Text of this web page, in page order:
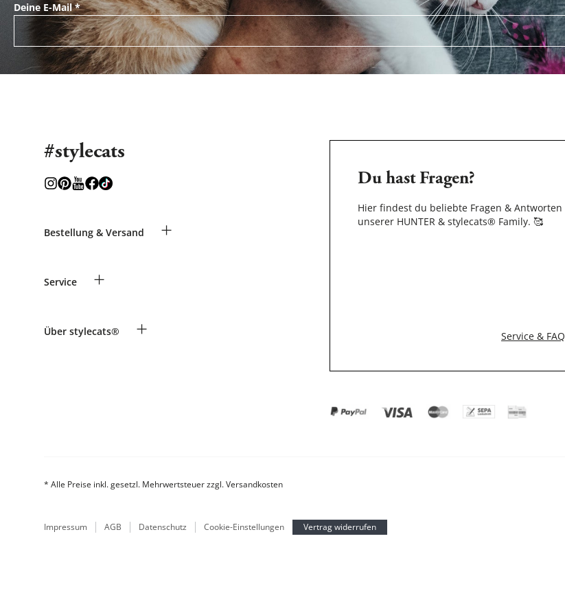
Deine E-Mail*
#stylecats
Bestellung & Versand +
Informationen zur Lieferung
Produkte reklamieren und zurücksenden
Service +
Tierkrankenversicherung
Über stylecats® +
Du hast Fragen?
Hier findest du beliebte Fragen & Antworten
unserer HUNTER & stylecats® Family. 🥰
Service & FAQ
* Alle Preise inkl. gesetzl. Mehrwertsteuer zzgl. Versandkosten
Impressum AGB Datenschutz Cookie-Einstellungen Vertrag widerrufen